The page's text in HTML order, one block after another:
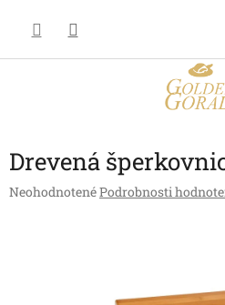
obsah
Drevená
Priemerné
NeohodnotenéPodrobnosti